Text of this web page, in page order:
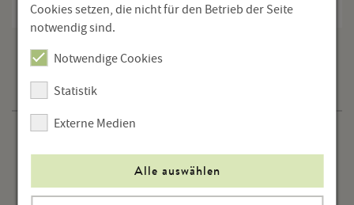
Publikationen
Aktuelle Publikationen
Cookies setzen, die nicht für den Betrieb der Seite
notwendig sind.
Notwendige Cookies
Statistik
Externe Medien
Alle auswählen